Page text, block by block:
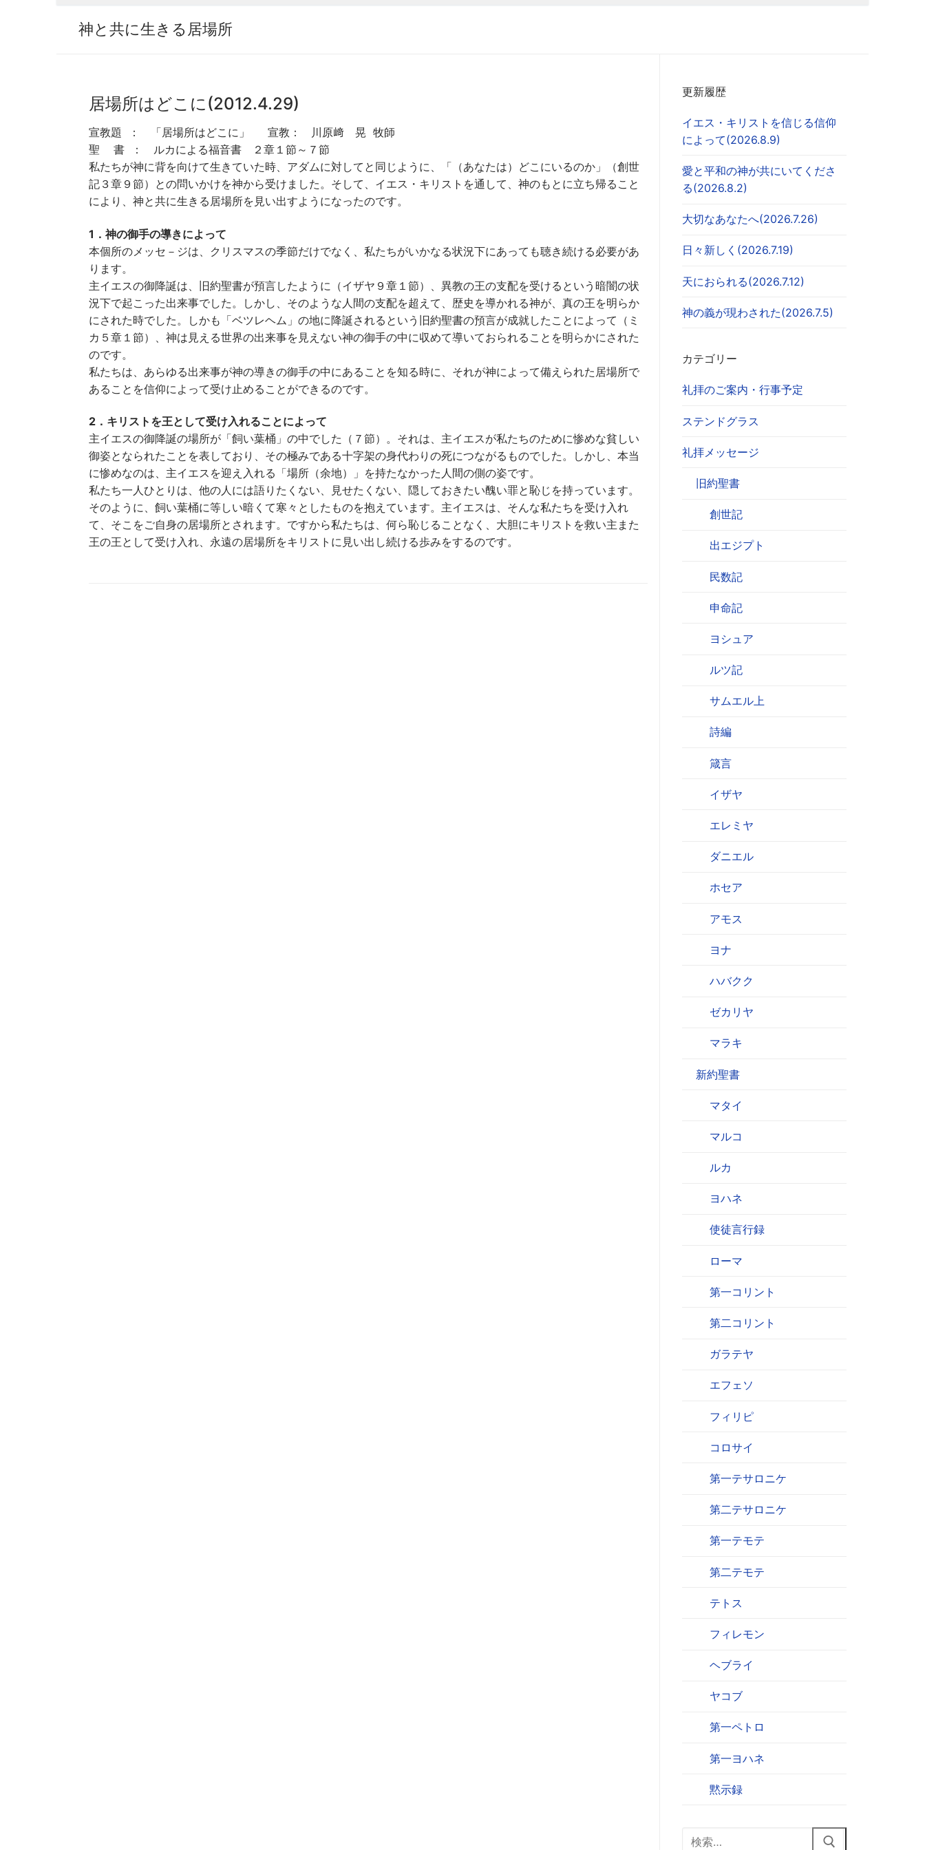
神と共に生きる居場所
居場所はどこに(2012.4.29)
宣教題 ： 「居場所はどこに」 宣教： 川原﨑 晃 牧師
聖 書 ： ルカによる福音書 ２章１節～７節
私たちが神に背を向けて生きていた時、アダムに対してと同じように、「（あなたは）どこにいるのか」（創世
記３章９節）との問いかけを神から受けました。そして、イエス・キリストを通して、神のもとに立ち帰ること
により、神と共に生きる居場所を見い出すようになったのです。
1．神の御手の導きによって
本個所のメッセ－ジは、クリスマスの季節だけでなく、私たちがいかなる状況下にあっても聴き続ける必要があ
ります。
主イエスの御降誕は、旧約聖書が預言したように（イザヤ９章１節）、異教の王の支配を受けるという暗闇の状
況下で起こった出来事でした。しかし、そのような人間の支配を超えて、歴史を導かれる神が、真の王を明らか
にされた時でした。しかも「ベツレヘム」の地に降誕されるという旧約聖書の預言が成就したことによって（ミ
カ５章１節）、神は見える世界の出来事を見えない神の御手の中に収めて導いておられることを明らかにされた
のです。
私たちは、あらゆる出来事が神の導きの御手の中にあることを知る時に、それが神によって備えられた居場所で
あることを信仰によって受け止めることができるのです。
2．キリストを王として受け入れることによって
主イエスの御降誕の場所が「飼い葉桶」の中でした（７節）。それは、主イエスが私たちのために惨めな貧しい
御姿となられたことを表しており、その極みである十字架の身代わりの死につながるものでした。しかし、本当
に惨めなのは、主イエスを迎え入れる「場所（余地）」を持たなかった人間の側の姿です。
私たち一人ひとりは、他の人には語りたくない、見せたくない、隠しておきたい醜い罪と恥じを持っています。
そのように、飼い葉桶に等しい暗くて寒々としたものを抱えています。主イエスは、そんな私たちを受け入れ
て、そこをご自身の居場所とされます。ですから私たちは、何ら恥じることなく、大胆にキリストを救い主また
王の王として受け入れ、永遠の居場所をキリストに見い出し続ける歩みをするのです。
更新履歴
イエス・キリストを信じる信仰
によって(2026.8.9)
愛と平和の神が共にいてくださ
る(2026.8.2)
大切なあなたへ(2026.7.26)
日々新しく(2026.7.19)
天におられる(2026.7.12)
神の義が現わされた(2026.7.5)
カテゴリー
礼拝のご案内・行事予定
ステンドグラス
礼拝メッセージ
旧約聖書
創世記
出エジプト
民数記
申命記
ヨシュア
ルツ記
サムエル上
詩編
箴言
イザヤ
エレミヤ
ダニエル
ホセア
アモス
ヨナ
ハバクク
ゼカリヤ
マラキ
新約聖書
マタイ
マルコ
ルカ
ヨハネ
使徒言行録
ローマ
第一コリント
第二コリント
ガラテヤ
エフェソ
フィリピ
コロサイ
第一テサロニケ
第二テサロニケ
第一テモテ
第二テモテ
テトス
フィレモン
ヘブライ
ヤコブ
第一ペトロ
第一ヨハネ
黙示録